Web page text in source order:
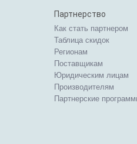
Партнерство
Как стать партнером
Таблица скидок
Регионам
Поставщикам
Юридическим лицам
Производителям
Партнерские